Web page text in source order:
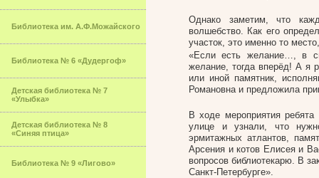
Библиотека им. А.Ф.Можайского
Библиотека № 6 «Дудергоф»
Детская библиотека № 7
«Улыбка»
Детская библиотека № 8
«Синяя птица»
Библиотека № 9 «Лигово»
Однако заметим, что
волшебство. Как его
участок, это именно то
«Если есть желание…, в
желание, тогда вперёд! А я
или иной памятник,
Романовна и предложила
В ходе мероприятия
улице и узнали, что
эрмитажных атлантов,
Арсения и котов Елисея и
вопросов библиотекарю. В
Санкт-Петербурге».